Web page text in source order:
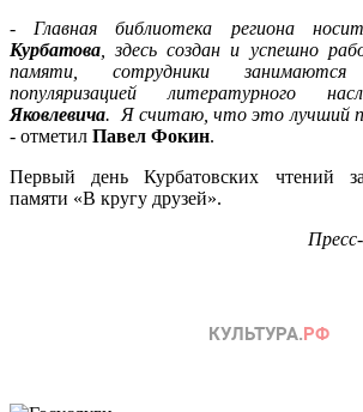
- Главная библиотека региона
Курбатова , здесь создан и успешно
памяти, сотрудники
популяризацией литературного
Яковлевича. Я считаю, что это лучший
- отметил Павел Фокин.
Первый день Курбатовских чтений
памяти «В кругу друзей».